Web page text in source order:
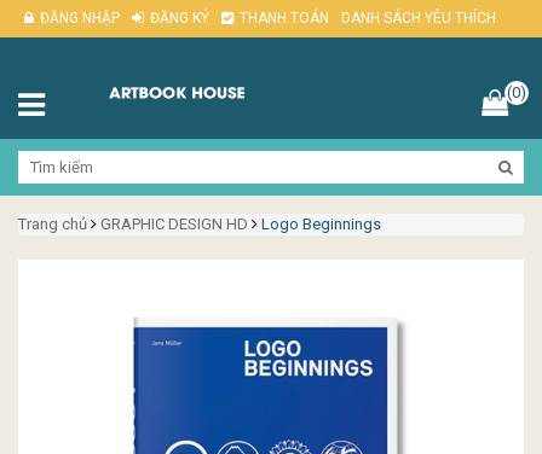
ĐĂNG NHẬP ĐĂNG KÝ THANH TOÁN DANH SÁCH YÊU THÍCH
(0)
Trang chủ GRAPHIC DESIGN HD Logo Beginnings